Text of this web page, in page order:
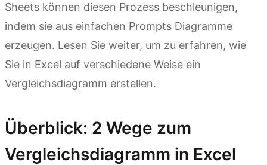
Sheets können diesen Prozess beschleunigen,
indem sie aus einfachen Prompts Diagramme
erzeugen. Lesen Sie weiter, um zu erfahren, wie
Sie in Excel auf verschiedene Weise ein
Vergleichsdiagramm erstellen.
Überblick: 2 Wege zum
Vergleichsdiagramm in Excel